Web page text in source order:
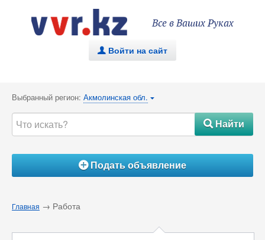
Все в Ваших Руках
. Войти на сайт
Выбранный регион: Акмолинская обл. {
#Найти
ÁПодать объявление
Главная → Работа